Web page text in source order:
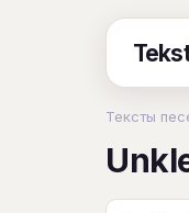
Ч
Тексты